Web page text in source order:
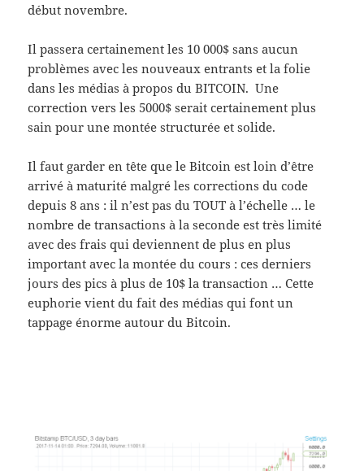
début novembre.
Il passera certainement les 10 000$ sans aucun
problèmes avec les nouveaux entrants et la folie
dans les médias à propos du BITCOIN. Une
correction vers les 5000$ serait certainement plus
sain pour une montée structurée et solide.
Il faut garder en tête que le Bitcoin est loin d’être
arrivé à maturité malgré les corrections du code
depuis 8 ans : il n’est pas du TOUT à l’échelle … le
nombre de transactions à la seconde est très limité
avec des frais qui deviennent de plus en plus
important avec la montée du cours : ces derniers
jours des pics à plus de 10$ la transaction … Cette
euphorie vient du fait des médias qui font un
tappage énorme autour du Bitcoin.